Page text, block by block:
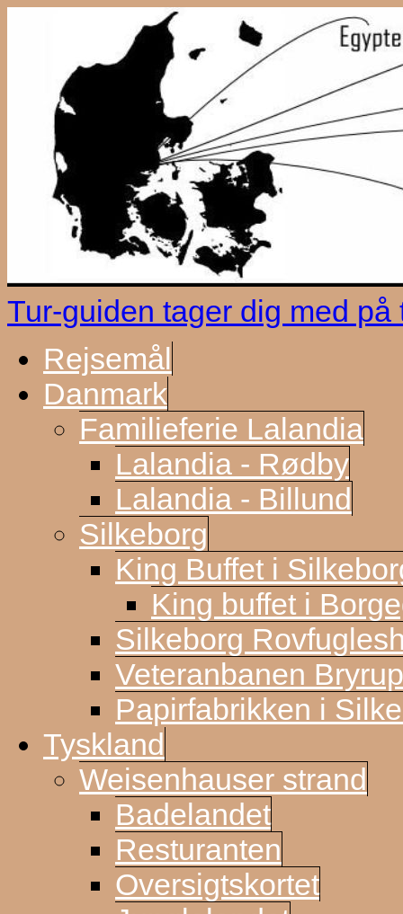
Tur-guiden tager dig med
Rejsemål
Danmark
Familieferie Lalandia
Lalandia - Rødby
Lalandia - Billund
Silkeborg
King Buffet i
King buffet i
Silkeborg
Veteranbanen
Papirfabrikken i
Tyskland
Weisenhauser strand
Badelandet
Resturanten
Oversigtskortet